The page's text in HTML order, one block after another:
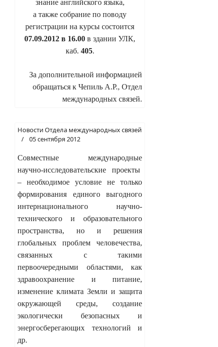
знание английского языка,
а также собрание по поводу
регистрации на курсы состоится
07.09.2012 в 16.00 в здании УЛК,
каб. 405.
За дополнительной информацией
обращаться к Чепиль А.Р., Отдел
международных связей.
Новости Отдела международных связей
05 сентября 2012
Совместные международные
научно-исследовательские проекты
– необходимое условие не только
формирования единого выгодного
интернационального научно-
технического и образовательного
пространства, но и решения
глобальных проблем человечества,
связанных с такими
первоочередными областями, как
здравоохранение и питание,
изменение климата Земли и защита
окружающей среды, создание
экологически безопасных и
энергосберегающих технологий и
др.